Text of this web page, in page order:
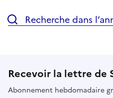
Recherche dans
Recevoir la lettre de
Abonnement hebdomadaire